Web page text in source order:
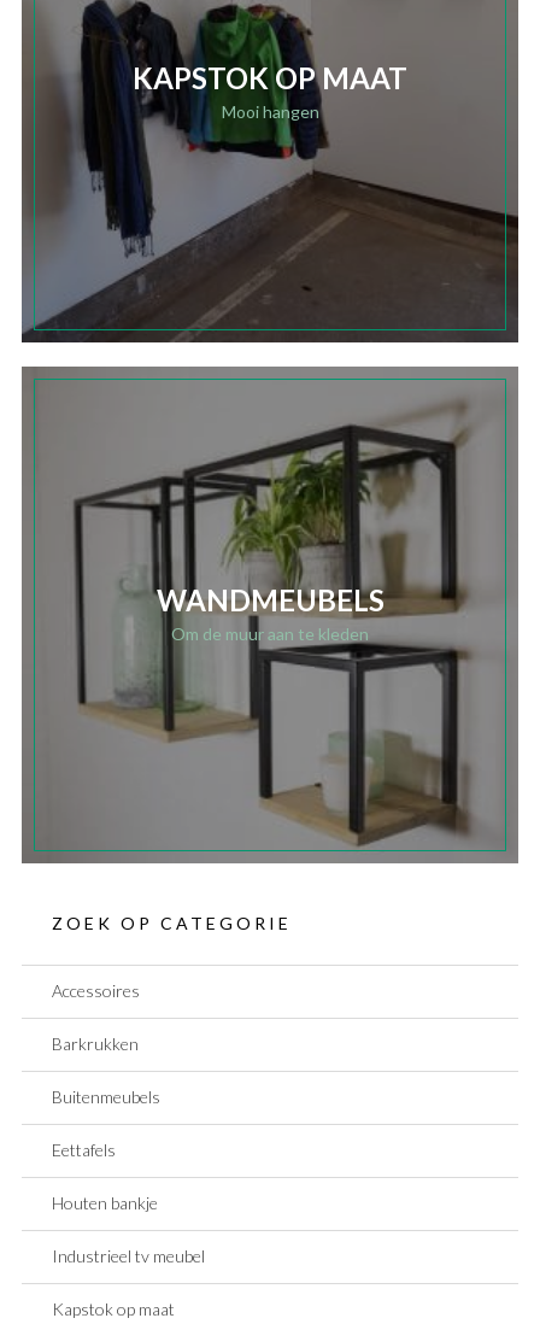
KAPSTOK OP MAAT
Mooi hangen
WANDMEUBELS
Om de muur aan te kleden
ZOEK OP CATEGORIE
Accessoires
Barkrukken
Buitenmeubels
Eettafels
Houten bankje
Industrieel tv meubel
Kapstok op maat